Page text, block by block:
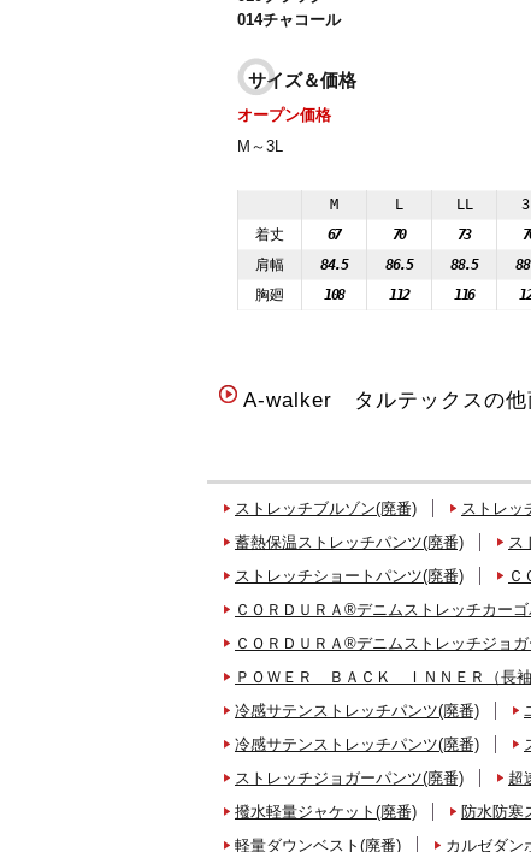
014チャコール
サイズ＆価格
オープン価格
M～3L
M L LL
着丈
67 70 73
肩幅
84.5 86.5 88.5
胸廻
108 112 116
A-walker タルテックスの他
ストレッチブルゾン(廃番) ストレッ
蓄熱保温ストレッチパンツ(廃番)
ス
ストレッチショートパンツ(廃番)
Ｃ
ＣＯＲＤＵＲＡ®デニムストレッチカー
ＣＯＲＤＵＲＡ®デニムストレッチジョ
ＰＯＷＥＲ ＢＡＣＫ ＩＮＮＥＲ（長
冷感サテンストレッチパンツ(廃番)
冷感サテンストレッチパンツ(廃番)
ストレッチジョガーパンツ(廃番)
超
撥水軽量ジャケット(廃番)
防水防寒
軽量ダウンベスト(廃番)
カルゼダン